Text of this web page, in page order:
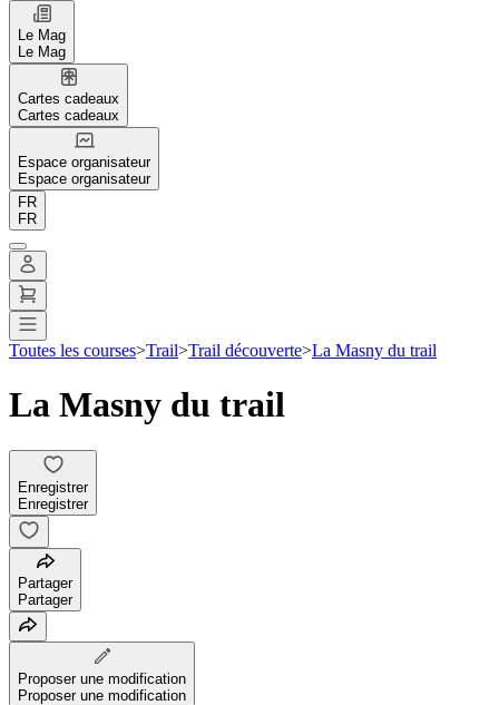
Le Mag
Le Mag
Cartes cadeaux
Cartes cadeaux
Espace organisateur
Espace organisateur
FR
FR
Toutes les courses>Trail>Trail découverte>La Masny du trail
La Masny du trail
Enregistrer
Enregistrer
Partager
Partager
Proposer une modification
Proposer une modification